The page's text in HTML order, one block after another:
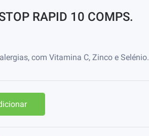
RAPID 10 COMPS.
com Vitamina C, Zinco e Selénio.